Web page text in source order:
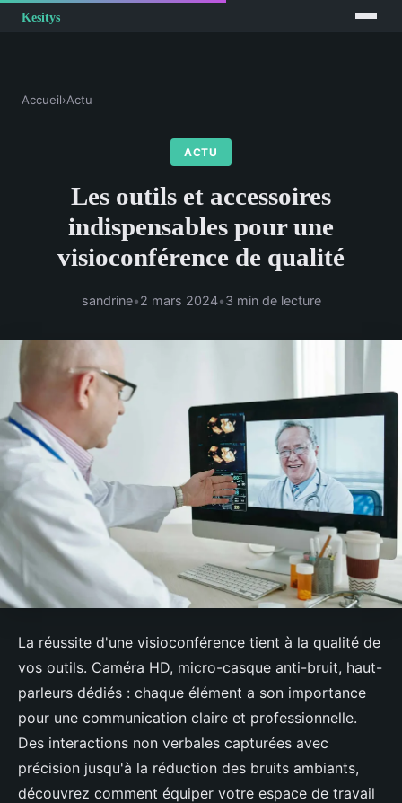
Accueil›Actu
ACTU
Les outils et accessoires
indispensables pour une
visioconférence de qualité
sandrine•2 mars 2024•3 min de lecture
La réussite d'une visioconférence tient à la qualité de
vos outils. Caméra HD, micro-casque anti-bruit, haut-
parleurs dédiés : chaque élément a son importance
pour une communication claire et professionnelle.
Des interactions non verbales capturées avec
précision jusqu'à la réduction des bruits ambiants,
découvrez comment équiper votre espace de travail